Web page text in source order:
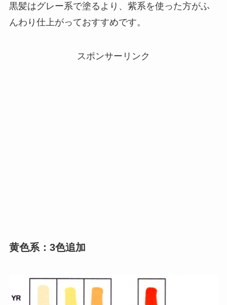
黒髪はグレー系で塗るより、紫系を使った方がふ
んわり仕上がっておすすめです。
スポンサーリンク
黄色系：3色追加